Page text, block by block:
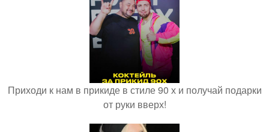
Приходи к нам в прикиде в стиле 90 х и получай подарки
от руки вверх!